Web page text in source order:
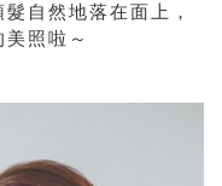
自然地落在面上，
照啦～